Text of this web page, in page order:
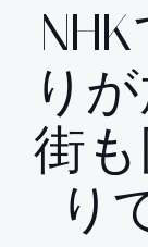
り
街
り